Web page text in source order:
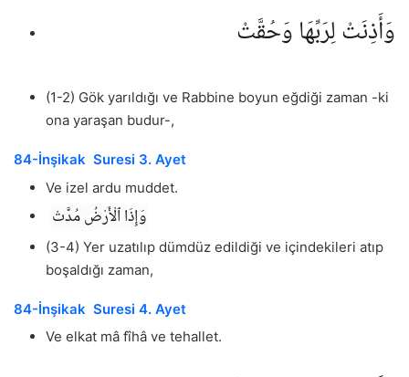
وَأَذِنَتْ لِرَبِّهَا وَحُقَّتْ
(1-2) Gök yarıldığı ve Rabbine boyun eğdiği zaman -ki
ona yaraşan budur-,
84-İnşikak Suresi 3. Ayet
Ve izel ardu muddet.
وَإِذَا ٱلْأَرْضُ مُدَّتْ
(3-4) Yer uzatılıp dümdüz edildiği ve içindekileri atıp
boşaldığı zaman,
84-İnşikak Suresi 4. Ayet
Ve elkat mâ fîhâ ve tehallet.